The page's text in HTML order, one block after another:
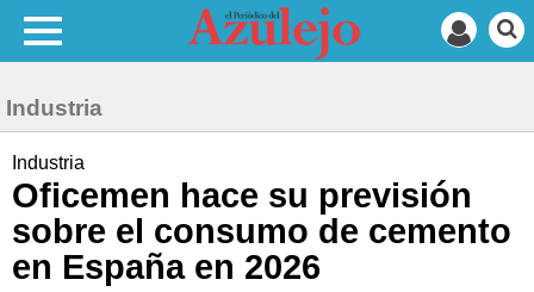
Industria
Industria
Oficemen hace su previsión
sobre el consumo de cemento
en España en 2026